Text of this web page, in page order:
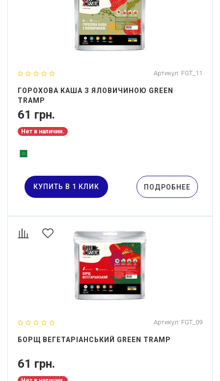
Артикул: FGT_11
ГОРОХОВА КАША З ЯЛОВИЧИНОЮ GREEN
TRAMP
61 грн.
Нет в наличии.
КУПИТЬ В 1 КЛИК ПОДРОБНЕЕ
Артикул: FGT_09
БОРЩ ВЕГЕТАРІАНСЬКИЙ GREEN TRAMP
61 грн.